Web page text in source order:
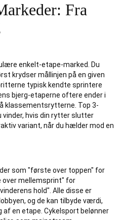
Fra
enkelt-etape-marked. Du
krydser mållinjen på en given
typisk kendte sprintere
bjerg-etaperne oftere ender i
klassementsrytterne. Top 3-
vinder, hvis din rytter slutter
variant, når du hælder mod en
som "første over toppen" for
over mellemsprint" for
hold". Alle disse er
og de kan tilbyde værdi,
en etape. Cykelsport belønner